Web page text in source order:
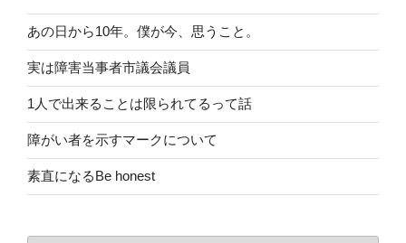
あの日から10年。僕が今、思うこと。
実は障害当事者市議会議員
1人で出来ることは限られてるって話
障がい者を示すマークについて
素直になるBe honest